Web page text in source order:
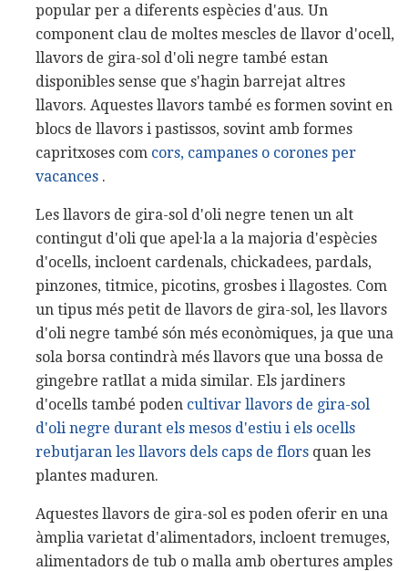
popular per a diferents espècies d'aus. Un
component clau de moltes mescles de llavor d'ocell,
llavors de gira-sol d'oli negre també estan
disponibles sense que s'hagin barrejat altres
llavors. Aquestes llavors també es formen sovint en
blocs de llavors i pastissos, sovint amb formes
capritxoses com cors, campanes o corones per
vacances .
Les llavors de gira-sol d'oli negre tenen un alt
contingut d'oli que apel·la a la majoria d'espècies
d'ocells, incloent cardenals, chickadees, pardals,
pinzones, titmice, picotins, grosbes i llagostes. Com
un tipus més petit de llavors de gira-sol, les llavors
d'oli negre també són més econòmiques, ja que una
sola borsa contindrà més llavors que una bossa de
gingebre ratllat a mida similar. Els jardiners
d'ocells també poden cultivar llavors de gira-sol
d'oli negre durant els mesos d'estiu i els ocells
rebutjaran les llavors dels caps de flors quan les
plantes maduren.
Aquestes llavors de gira-sol es poden oferir en una
àmplia varietat d'alimentadors, incloent tremuges,
alimentadors de tub o malla amb obertures amples